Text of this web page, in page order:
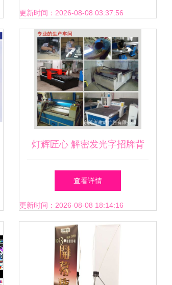
更新时间：2026-08-08 03:37:56
灯辉匠心 解密发光字招牌背
后的制作艺术
查看详情
更新时间：2026-08-08 18:14:16